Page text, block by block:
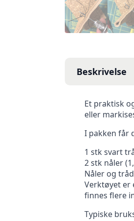
Beskrivelse
Et praktisk
eller
I pakken får
1 stk svart
2 stk nåler
Nåler og
Verktøyet er
finnes flere
Typiske